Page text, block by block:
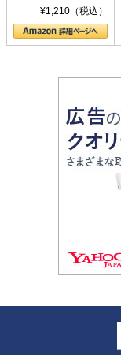
シリーズ)¥1,210（税込）